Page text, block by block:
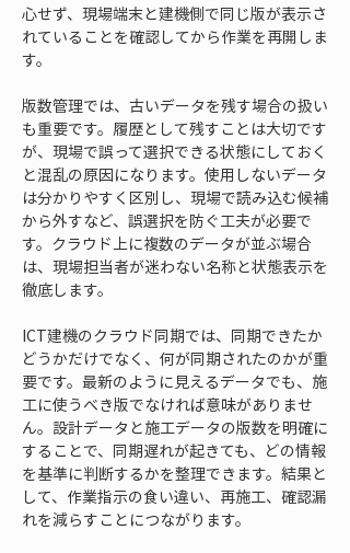
心せず、現場端末と建機側で同じ版が表示さ
れていることを確認してから作業を再開しま
す。
版数管理では、古いデータを残す場合の扱い
も重要です。履歴として残すことは大切です
が、現場で誤って選択できる状態にしておく
と混乱の原因になります。使用しないデータ
は分かりやすく区別し、現場で読み込む候補
から外すなど、誤選択を防ぐ工夫が必要で
す。クラウド上に複数のデータが並ぶ場合
は、現場担当者が迷わない名称と状態表示を
徹底します。
ICT建機のクラウド同期では、同期できたか
どうかだけでなく、何が同期されたのかが重
要です。最新のように見えるデータでも、施
工に使うべき版でなければ意味がありませ
ん。設計データと施工データの版数を明確に
することで、同期遅れが起きても、どの情報
を基準に判断するかを整理できます。結果と
して、作業指示の食い違い、再施工、確認漏
れを減らすことにつながります。